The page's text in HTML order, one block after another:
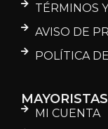
TÉRMINOS
AVISO DE
POLÍTICA
MAYORISTAS
MI CUENTA